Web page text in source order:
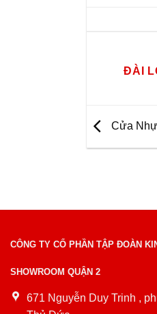
ĐÀI
Cửa
CÔNG TY CỔ PHẦN TẬP ĐOÀN
SHOWROOM QUẬN 2
671 Nguyễn Duy Trinh ,